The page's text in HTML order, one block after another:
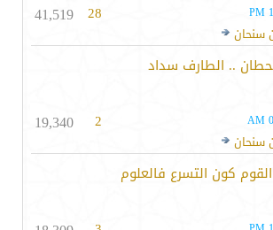
سنحان
28
41,519
.. الطارف سداد
سنحان
2
19,340
كون التسرع فالعلوم